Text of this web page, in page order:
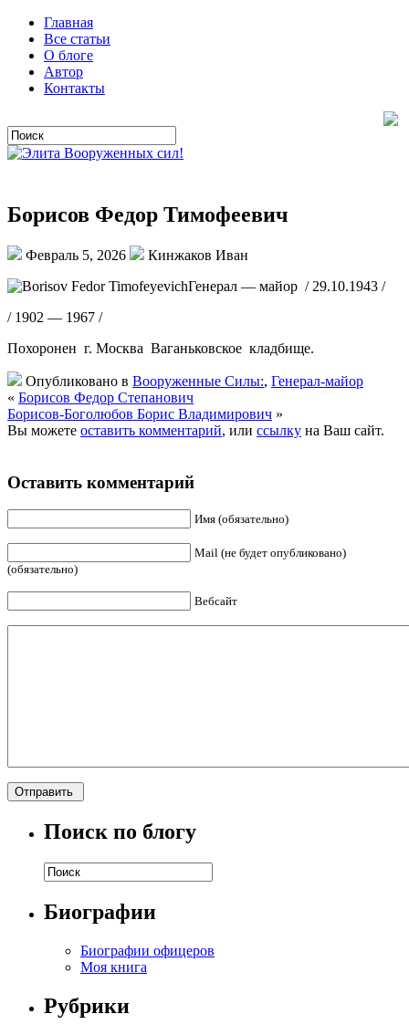
Главная
Все статьи
О блоге
Автор
Контакты
Борисов Федор Тимофеевич
Февраль 5, 2026
Кинжаков Иван
Генерал — майор / 29.10.1943 /
/ 1902 — 1967 /
Похоронен г. Москва Ваганьковское кладбище.
Опубликовано в Вооруженные Силы:, Генерал-майор
« Борисов Федор Степанович
Борисов-Боголюбов Борис Владимирович »
Вы можете оставить комментарий, или ссылку на Ваш сайт.
Оставить комментарий
Имя (обязательно)
Mail (не будет опубликовано)
(обязательно)
Вебсайт
Поиск по блогу
Биографии
Биографии офицеров
Моя книга
Рубрики